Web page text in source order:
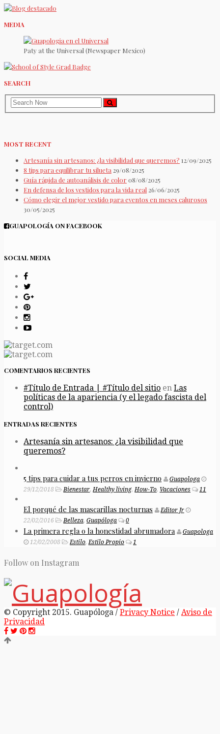
MEDIA
Paty at the Universal (Newspaper Mexico)
SEARCH
MOST RECENT
Artesanía sin artesanos: ¿la visibilidad que queremos? 12/09/2025
8 tips para equilibrar tu silueta 29/08/2025
Guía rápida de autoanálisis de color 08/08/2025
En defensa de los vestidos para la vida real 26/06/2025
Cómo elegir el mejor vestido para eventos en meses calurosos
30/05/2025
GUAPOLOGÍA ON FACEBOOK
SOCIAL MEDIA
COMENTARIOS RECIENTES
#Título de Entrada | #Título del sitio en Las
políticas de la apariencia (y el legado fascista del
control)
ENTRADAS RECIENTES
Artesanía sin artesanos: ¿la visibilidad que
queremos?
5 tips para cuidar a tus perros en invierno
Guapologa
29/12/2018
Bienestar, Healthy living, How-To, Vacaciones 11
El porqué de las mascarillas nocturnas
Editor Jr
22/02/2016
Belleza, Guapóloga 0
La primera regla o la honestidad abrumadora
Guapologa
12/02/2008
Estilo, Estilo Propio 1
Follow on Instagram
© Copyright 2015. Guapóloga / Privacy Notice / Aviso de
Privacidad